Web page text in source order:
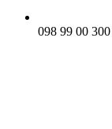
098 99 00 300